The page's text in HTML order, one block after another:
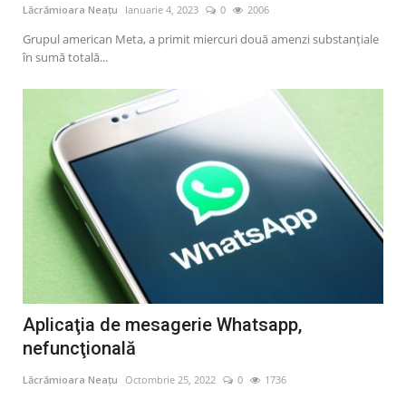
Lăcrămioara Neațu Ianuarie 4, 2023 0 2006
Grupul american Meta, a primit miercuri două amenzi substanţiale
în sumă totală...
Aplicaţia de mesagerie Whatsapp,
nefuncţională
Lăcrămioara Neațu Octombrie 25, 2022 0 1736